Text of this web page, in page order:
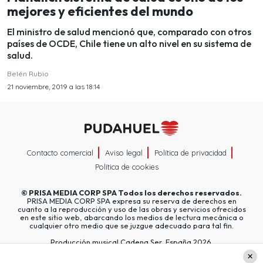
mejores y eficientes del mundo
El ministro de salud mencionó que, comparado con otros
países de OCDE, Chile tiene un alto nivel en su sistema de
salud.
Belén Rubio
21 noviembre, 2019 a las 18:14
Contacto comercial Aviso legal
Política de privacidad
Política de cookies
© PRISA MEDIA CORP SPATodos los derechos reservados.
PRISA MEDIA CORP SPA expresa su reserva de derechos en
cuanto a la reproducción y uso de las obras y servicios ofrecidos
en este sitio web, abarcando los medios de lectura mecánica o
cualquier otro medio que se juzgue adecuado para tal fin.
Producción musical Cadena Ser, España 2026.